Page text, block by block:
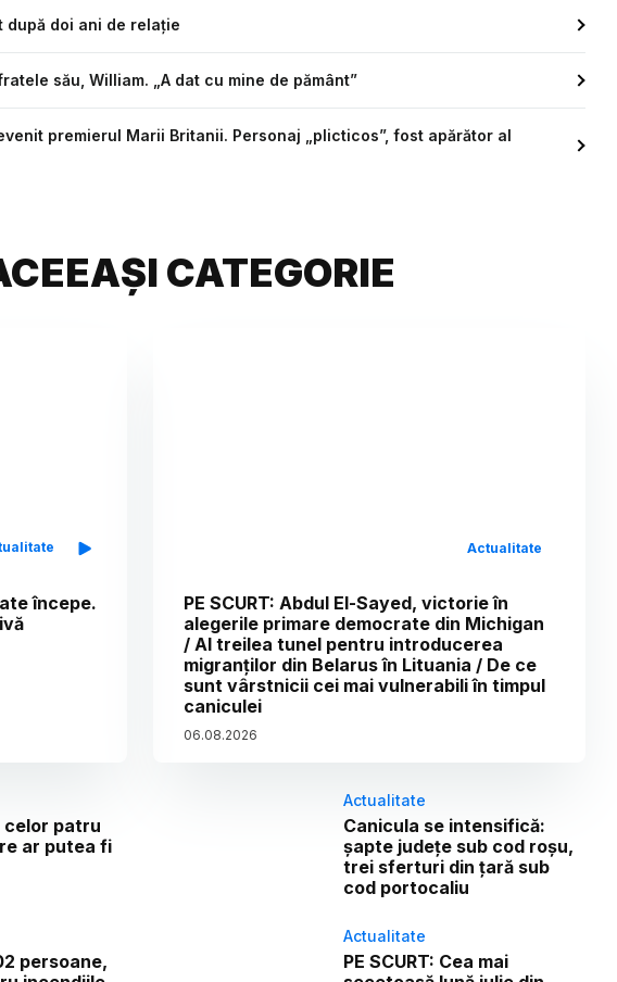
după doi ani de relație
său, William. „A dat cu mine de pământ”
premierul Marii Britanii. Personaj „plicticos”, fost apărător al
CATEGORIE
începe.
Actualitate
PE SCURT: Abdul El-Sayed, victorie în
alegerile primare democrate din Michigan
/ Al treilea tunel pentru introducerea
migranților din Belarus în Lituania / De ce
sunt vârstnicii cei mai vulnerabili în timpul
caniculei
06.08.2026
patru
ar putea fi
Actualitate
Canicula se intensifică:
șapte județe sub cod roșu,
trei sferturi din țară sub
cod portocaliu
persoane,
Actualitate
PE SCURT: Cea mai